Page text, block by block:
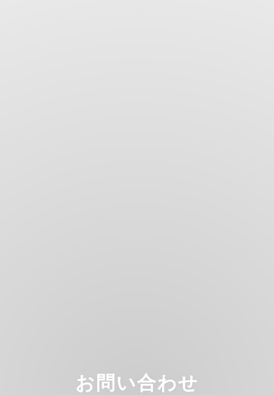
お問い合わせ